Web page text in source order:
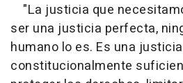
"La justicia que
ser una justicia perfecta,
humano lo es. Es una justicia
constitucionalmente